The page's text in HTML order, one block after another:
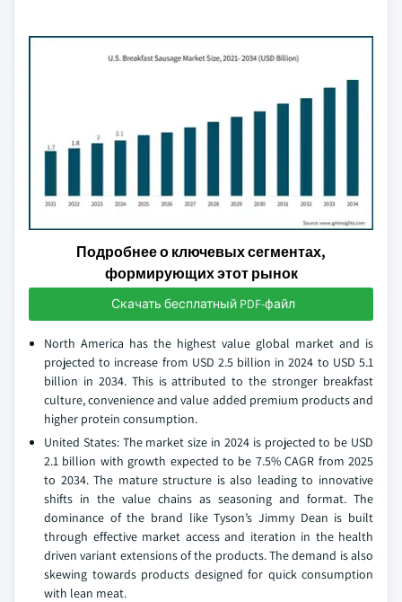
Подробнее о ключевых сегментах,
формирующих этот рынок
Скачать бесплатный PDF-файл
North America has the highest value global market and is
projected to increase from USD 2.5 billion in 2024 to USD 5.1
billion in 2034. This is attributed to the stronger breakfast
culture, convenience and value added premium products and
higher protein consumption.
United States: The market size in 2024 is projected to be USD
2.1 billion with growth expected to be 7.5% CAGR from 2025
to 2034. The mature structure is also leading to innovative
shifts in the value chains as seasoning and format. The
dominance of the brand like Tyson’s Jimmy Dean is built
through effective market access and iteration in the health
driven variant extensions of the products. The demand is also
skewing towards products designed for quick consumption
with lean meat.